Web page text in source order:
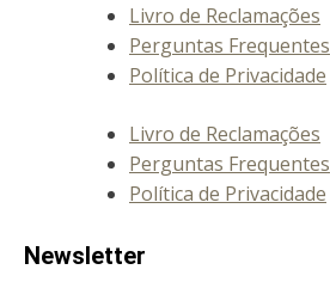
Livro de Reclamações
Perguntas Frequentes
Política de Privacidade
Livro de Reclamações
Perguntas Frequentes
Política de Privacidade
Newsletter